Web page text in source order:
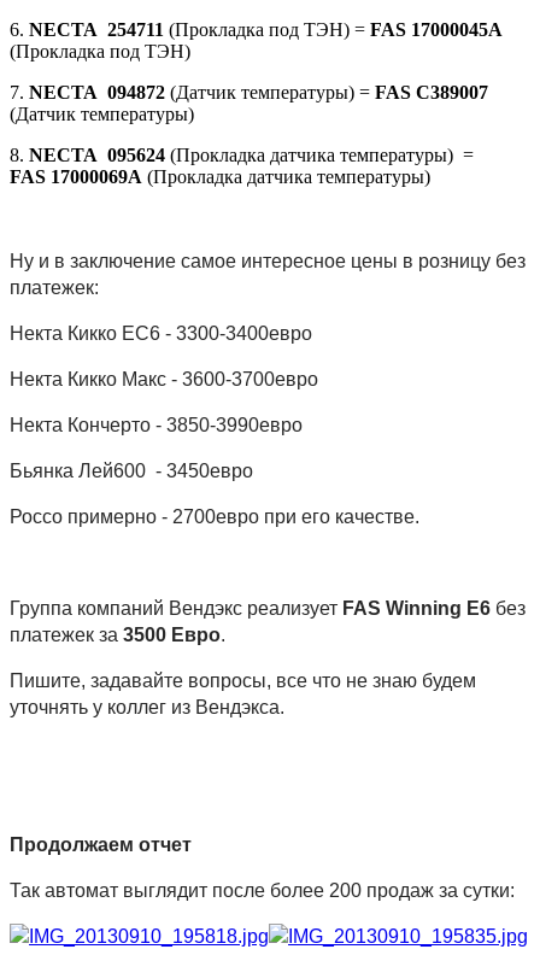
6. NECTA 254711 (Прокладка под ТЭН) = FAS 17000045A
(Прокладка под ТЭН)
7. NECTA 094872 (Датчик температуры) = FAS C389007
(Датчик температуры)
8. NECTA 095624 (Прокладка датчика температуры) =
FAS 17000069A (Прокладка датчика температуры)
Ну и в заключение самое интересное цены в розницу без
платежек:
Некта Кикко ЕС6 - 3300-3400евро
Некта Кикко Макс - 3600-3700евро
Некта Кончерто - 3850-3990евро
Бьянка Лей600 - 3450евро
Россо примерно - 2700евро при его качестве.
Группа компаний Вендэкс реализует FAS Winning E6 без
платежек за 3500 Евро.
Пишите, задавайте вопросы, все что не знаю будем
уточнять у коллег из Вендэкса.
Продолжаем отчет
Так автомат выглядит после более 200 продаж за сутки: